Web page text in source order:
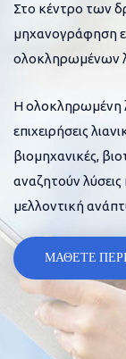
Στο κέντρο των
μηχανογράφηση
ολοκληρωμένων
Η ολοκληρωμένη
επιχειρήσεις
βιομηχανικές,
αναζητούν
μελλοντική
ΜΑΘΕΤΕ